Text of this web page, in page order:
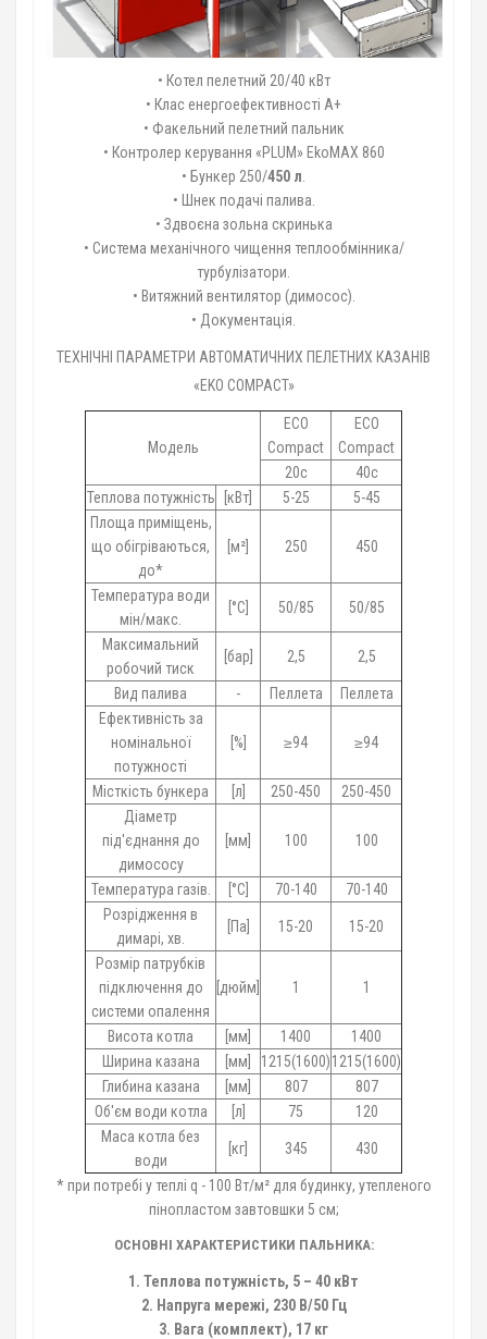
• Котел пелетний 20/40 кВт
• Клас енергоефективності А+
• Факельний пелетний пальник
• Контролер керування «PLUM» EkoMAX 860
• Бункер 250/450 л
• Шнек подачі палива.
• Здвоєна зольна скринька
• Система механічного чищення теплообмінника/
турбулізатори.
• Витяжний вентилятор (димосос).
• Документація.
ТЕХНІЧНІ ПАРАМЕТРИ АВТОМАТИЧНИХ ПЕЛЕТНИХ КАЗАНІВ
«EKO COMPACT»
Модель
ECO
Compact
ECO
Compact
20c
40с
Теплова потужність
[кВт] 5-25
5-45
Площа приміщень,
що обігріваються,
до*
[м²] 250 450
Температура води
мін/макс.
[°C] 50/85 50/85
Максимальний
робочий тиск
[бар] 2,5 2,5
Вид палива - Пеллета
Пеллета
Ефективність за
номінальної
потужності
[%] ≥94 ≥94
Місткість бункера [л] 250-450
250-450
Діаметр
під'єднання до
димососу
[мм] 100 100
Температура газів. [°C] 70-140
70-140
Розрідження в
димарі, хв.
[Па] 15-20 15-20
Розмір патрубків
підключення до
системи опалення
[дюйм] 1 1
Висота котла [мм] 1400
1400
Ширина казана
[мм] 1215(1600)1215(1600)
Глибина казана
[мм] 807
807
Об'єм води котла
[л] 75
120
Маса котла без
води
[кг] 345 430
* при потребі у теплі q - 100 Вт/м² для будинку, утепленого
пінопластом завтовшки 5 см;
ОСНОВНІ ХАРАКТЕРИСТИКИ ПАЛЬНИКА:
1. Теплова потужність, 5 – 40 кВт
2. Напруга мережі, 230 В/50 Гц
3. Вага (комплект), 17 кг